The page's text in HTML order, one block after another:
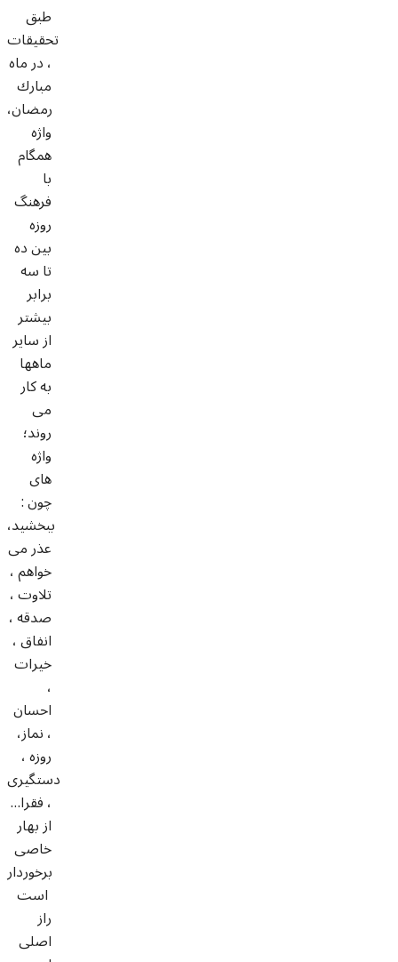
طبق
تحقيقات
، در ماه
مبارك
رمضان،
واژه
همگام
با
فرهنگ
روزه
بين ده
تا سه
برابر
بيشتر
از ساير
ماهها
به كار
مى
روند؛
واژه
هاى
چون :
ببخشيد،
عذر مى
خواهم ،
تلاوت ،
صدقه ،
انفاق ،
خيرات
،
احسان
، نماز،
روزه ،
دستگيرى
، فقرا…
از بهار
خاصی
برخوردار
راز
اصلى